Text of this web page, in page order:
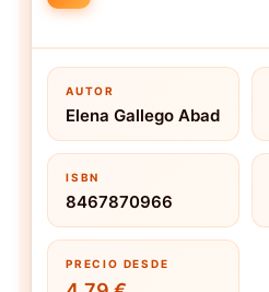
AUTOR
Elena Gallego Abad
ISBN
8467870966
PRECIO DESDE